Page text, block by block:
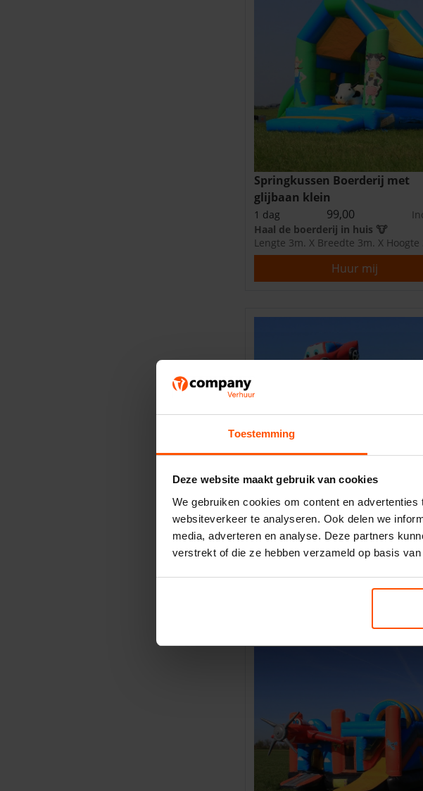
Toestemming
Deze website maakt gebruik van cookies
We gebruiken cookies om content en
websiteverkeer te analyseren. Ook delen we
media, adverteren en analyse. Deze partners
verstrekt of die ze hebben verzameld op basis
Springkussen Boerderij met
glijbaan klein
1 dag 99,00
Haal de boerderij in huis 🐮
Lengte 3m. X Breedte 3m. X Hoogte
Huur mij
Springkussen Auto met
1 dag 150,00
Fun! Fun! Fun! 🤣